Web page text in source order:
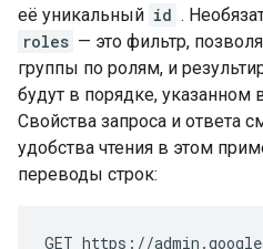
её уникальный id .
roles — это фильтр,
группы по ролям, и
будут в порядке, указанном
Свойства запроса и ответа
удобства чтения в этом
переводы строк:
GET https://